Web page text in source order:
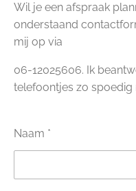
Wil je een afspraak
onderstaand
mij op via
06-12025606. Ik
telefoontjes zo spoedig
Naam *